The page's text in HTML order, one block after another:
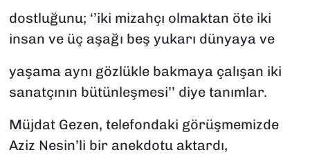
dostluğunu; ‘’iki mizahçı olmaktan öte iki
insan ve üç aşağı beş yukarı dünyaya ve
yaşama aynı gözlükle bakmaya çalışan iki
sanatçının bütünleşmesi’’ diye tanımlar.
Müjdat Gezen, telefondaki görüşmemizde
Aziz Nesin’li bir anekdotu aktardı,